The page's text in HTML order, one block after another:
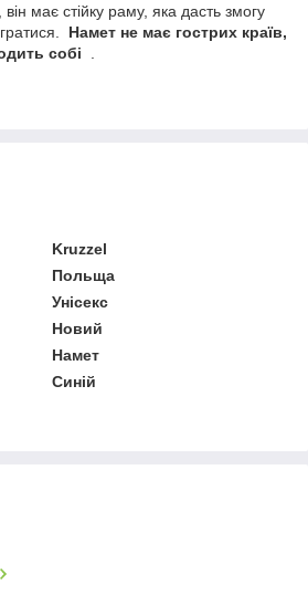
має стійку раму, яка дасть змогу
Намет не має гострих країв,
собі
Kruzzel
Польща
Унісекс
Новий
Намет
Синій